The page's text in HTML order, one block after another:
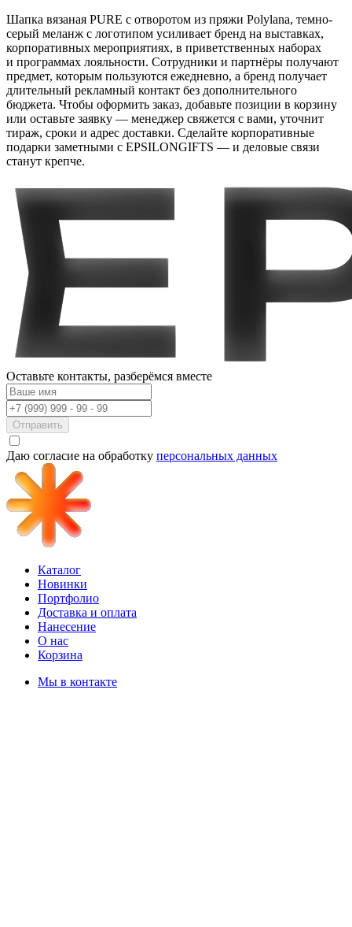
Шапка вязаная PURE с отворотом из пряжи Polylana, темно-
серый меланж с логотипом усиливает бренд на выставках,
корпоративных мероприятиях, в приветственных наборах
и программах лояльности. Сотрудники и партнёры получают
предмет, которым пользуются ежедневно, а бренд получает
длительный рекламный контакт без дополнительного
бюджета. Чтобы оформить заказ, добавьте позиции в корзину
или оставьте заявку — менеджер свяжется с вами, уточнит
тираж, сроки и адрес доставки. Сделайте корпоративные
подарки заметными с EPSILONGIFTS — и деловые связи
станут крепче.
Оставьте контакты, разберёмся вместе
Отправить
Даю согласие на обработку персональных данных
Каталог
Новинки
Портфолио
Доставка и оплата
Нанесение
О нас
Корзина
Мы в контакте